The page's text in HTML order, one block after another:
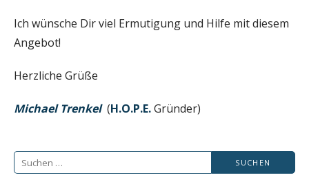
Ich wünsche Dir viel Ermutigung und Hilfe mit diesem
Angebot!
Herzliche Grüße
Michael Trenkel (H.O.P.E.Gründer)